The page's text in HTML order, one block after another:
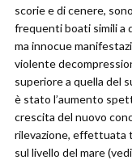
scorie e di cenere,
frequenti boati simili a
ma innocue
violente
superiore a quella del
è stato l’aumento
crescita del nuovo
rilevazione, effettuata
sul livello del mare